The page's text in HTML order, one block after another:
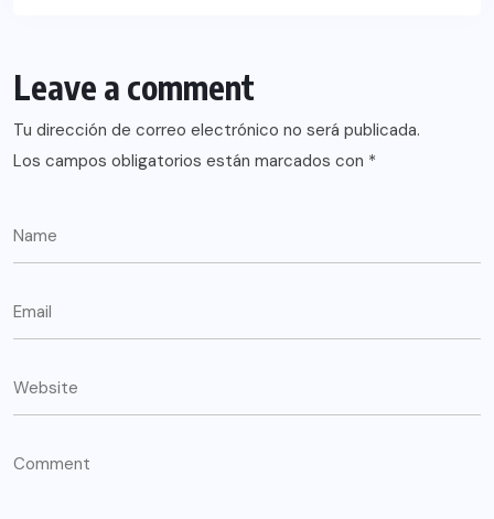
Leave a comment
Tu dirección de correo electrónico no será publicada.
Los campos obligatorios están marcados con *